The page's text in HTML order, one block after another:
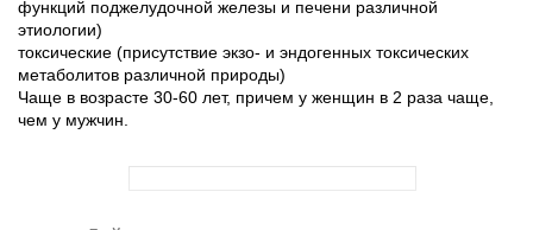
функций поджелудочной железы и печени различной
этиологии)
токсические (присутствие экзо- и эндогенных токсических
метаболитов различной природы)
Чаще в возрасте 30-60 лет, причем у женщин в 2 раза чаще,
чем у мужчин.